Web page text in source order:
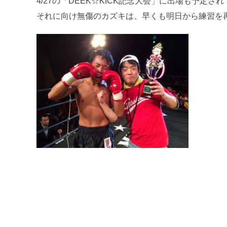
それに向け無傷のカズキは、早くも明日から練習を